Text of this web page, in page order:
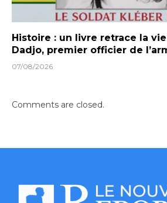
Histoire : un livre retrace la
Dadjo, premier officier de
07/08/2026
Comments are closed.